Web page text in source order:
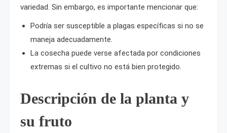
variedad. Sin embargo, es importante mencionar que:
Podría ser susceptible a plagas específicas si no se
maneja adecuadamente.
La cosecha puede verse afectada por condiciones
extremas si el cultivo no está bien protegido.
Descripción de la planta y
su fruto